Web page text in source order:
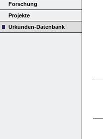
Forschung
Projekte
Urkunden-Datenbank